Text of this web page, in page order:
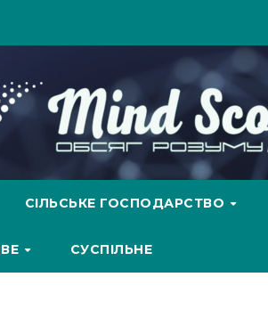
СІЛЬСЬКЕ ГОСПОДАРСТВО
СУСПІЛЬНЕ